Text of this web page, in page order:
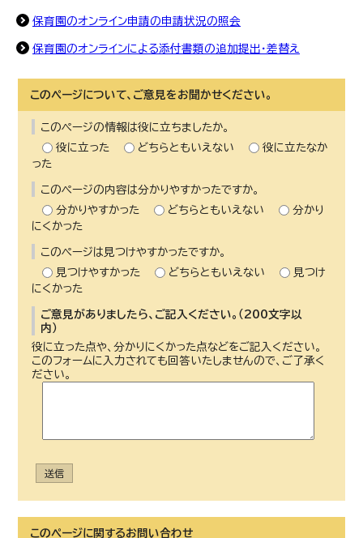
保育園のオンライン申請の申請状況の照会
保育園のオンラインによる添付書類の追加提出・差替え
このページについて、ご意見をお聞かせください。
このページの情報は役に立ちましたか。
役に立った
どちらともいえない
役に立たなか
った
このページの内容は分かりやすかったですか。
分かりやすかった
どちらともいえない
分かり
にくかった
このページは見つけやすかったですか。
見つけやすかった
どちらともいえない
見つけ
にくかった
ご意見がありましたら、ご記入ください。（200文字以
内）
役に立った点や、分かりにくかった点などをご記入ください。
このフォームに入力されても回答いたしませんので、ご了承く
ださい。
送信
このページに関するお問い合わせ